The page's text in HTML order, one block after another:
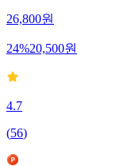
26,800원
24%20,500원
4.7
(56)